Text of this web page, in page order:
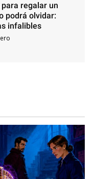
regalar un
podrá olvidar:
infalibles